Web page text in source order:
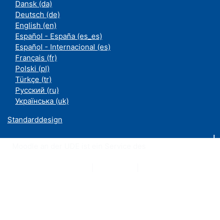
Dansk ‎(da)‎
Deutsch ‎(de)‎
English ‎(en)‎
Español - España ‎(es_es)‎
Español - Internacional ‎(es)‎
Français ‎(fr)‎
Polski ‎(pl)‎
Türkçe ‎(tr)‎
Русский ‎(ru)‎
Українська ‎(uk)‎
Standarddesign